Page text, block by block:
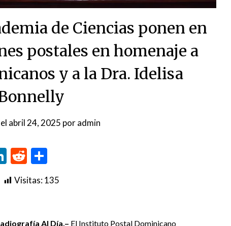
de Ciencias ponen en
postales en homenaje a
y a la Dra. Idelisa
abril 24, 2025 poradmin
LinkedIn
Reddit
Visitas:135
Al Día.– El Instituto Postal Dominicano